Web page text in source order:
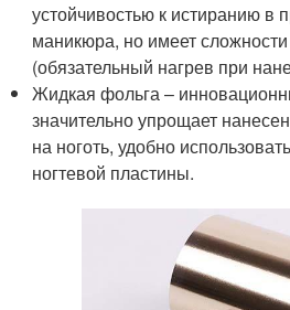
устойчивостью к истиранию в
маникюра, но имеет
(обязательный нагрев при
Жидкая фольга –
значительно упрощает
на ноготь, удобно
ногтевой пластины.